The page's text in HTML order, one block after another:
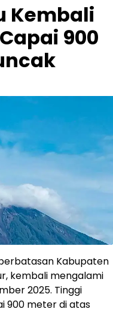
Kembali
900
Kabupaten
kembali mengalami
2025. Tinggi
900 meter di atas